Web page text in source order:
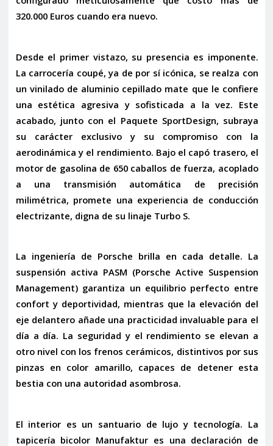
320.000 Euros cuando era nuevo.
Desde el primer vistazo, su presencia es imponente.
La carrocería coupé, ya de por sí icónica, se realza con
un vinilado de aluminio cepillado mate que le confiere
una estética agresiva y sofisticada a la vez. Este
acabado, junto con el Paquete SportDesign, subraya
su carácter exclusivo y su compromiso con la
aerodinámica y el rendimiento. Bajo el capó trasero, el
motor de gasolina de 650 caballos de fuerza, acoplado
a una transmisión automática de precisión
milimétrica, promete una experiencia de conducción
electrizante, digna de su linaje Turbo S.
La ingeniería de Porsche brilla en cada detalle. La
suspensión activa PASM (Porsche Active Suspension
Management) garantiza un equilibrio perfecto entre
confort y deportividad, mientras que la elevación del
eje delantero añade una practicidad invaluable para el
día a día. La seguridad y el rendimiento se elevan a
otro nivel con los frenos cerámicos, distintivos por sus
pinzas en color amarillo, capaces de detener esta
bestia con una autoridad asombrosa.
El interior es un santuario de lujo y tecnología. La
tapicería bicolor Manufaktur es una declaración de